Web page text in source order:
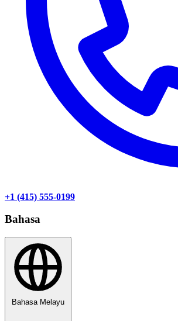
+1 (415) 555-0199
Bahasa